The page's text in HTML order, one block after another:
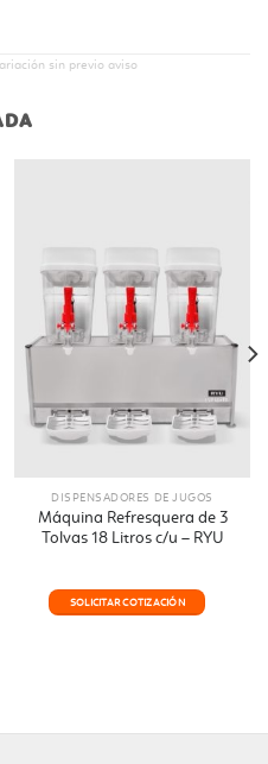
sin previo aviso
DISPENSADORES DE JUGOS
Máquina Refresquera de 3
Tolvas 18 Litros c/u – RYU
SOLICITAR COTIZACIÓN